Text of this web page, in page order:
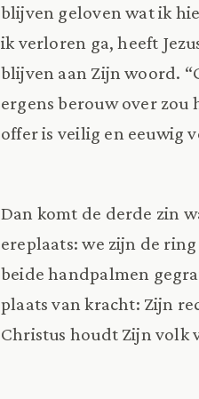
blijven geloven wat ik
ik verloren ga, heeft
blijven aan Zijn woord.
ergens berouw over zou
offer is veilig en eeuwig
Dan komt de derde zin
ereplaats: we zijn de
beide handpalmen
plaats van kracht: Zijn
Christus houdt Zijn volk